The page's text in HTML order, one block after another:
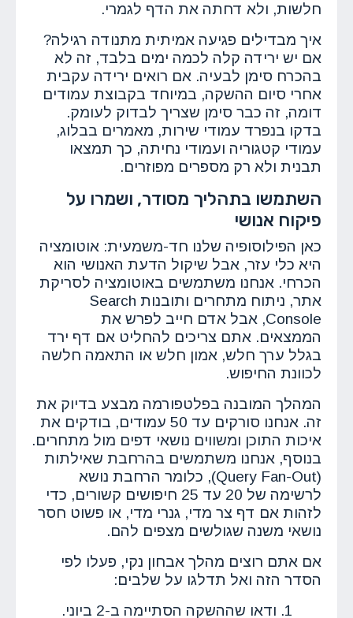
חלשות, ולא דחתה את הדף לגמרי.
איך מבדילים פגיעה אמיתית מתנודה רגילה?
אם יש ירידה קלה לכמה ימים בלבד, זה לא
בהכרח סימן לבעיה. אם רואים ירידה עקבית
אחרי סיום ההשקה, במיוחד בקבוצת עמודים
דומה, זה כבר סימן שצריך לבדוק לעומק.
בדקו בנפרד עמודי שירות, מאמרים בבלוג,
עמודי קטגוריה ועמודי נחיתה, כך תמצאו
תבנית ולא רק מספרים מפוזרים.
השתמשו בתהליך מסודר, ושמרו על
פיקוח אנושי
כאן הפילוסופיה שלנו חד-משמעית: אוטומציה
היא כלי עזר, אבל שיקול הדעת האנושי הוא
הכרחי. אנחנו משתמשים באוטומציה לסריקת
אתר, ניתוח מתחרים ותובנות Search
Console, אבל אדם חייב לפרש את
הממצאים. אתם צריכים להחליט אם דף ירד
בגלל ערך חלש, אמון חלש או התאמה חלשה
לכוונת החיפוש.
המהלך המובנה בפלטפורמה מבצע בדיוק את
זה. אנחנו סורקים עד 50 עמודים, בודקים את
איכות התוכן ומשווים נושאי דפים מול מתחרים.
בנוסף, אנחנו משתמשים בהרחבת שאילתות
(Query Fan-Out), כלומר הרחבת נושא
לרשימה של 20 עד 25 חיפושים קשורים, כדי
לזהות אם דף צר מדי, גנרי מדי, או פשוט חסר
נושאי משנה שגולשים מצפים להם.
אם אתם רוצים מהלך אבחון נקי, פעלו לפי
הסדר הזה ואל תדלגו על שלבים:
ודאו שההשקה הסתיימה ב-2 ביוני.